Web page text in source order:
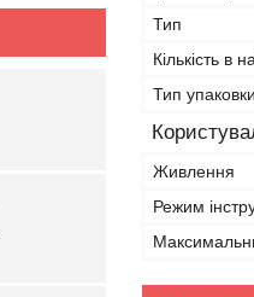
Тип
Кількість в
Тип упаковки
Живлення
Режим